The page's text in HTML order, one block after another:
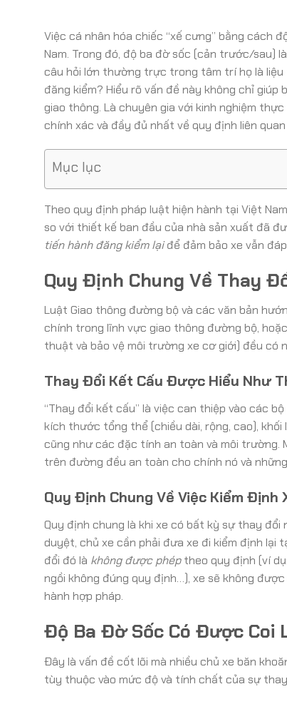
Việc cá nhân hóa chiếc “xế cưng” bằng cách
Nam. Trong đó, độ ba đờ sốc (cản trước/sau)
câu hỏi lớn thường trực trong tâm trí họ là liệu
đăng kiểm? Hiểu rõ vấn đề này không chỉ
giao thông. Là chuyên gia với kinh nghiệm
chính xác và đầy đủ nhất về quy định liên
Mục lục
Theo quy định pháp luật hiện hành tại Việt
so với thiết kế ban đầu của nhà sản xuất đã
tiến hành đăng kiểm lạiđể đảm bảo xe vẫn
Quy Định Chung Về Thay
Luật Giao thông đường bộ và các văn bản
chính trong lĩnh vực giao thông đường bộ,
thuật và bảo vệ môi trường xe cơ giới) đều có
Thay Đổi Kết Cấu Được Hiểu Như
“Thay đổi kết cấu” là việc can thiệp vào các
kích thước tổng thể (chiều dài, rộng, cao),
cũng như các đặc tính an toàn và môi trường.
trên đường đều an toàn cho chính nó và
Quy Định Chung Về Việc Kiểm Định
Quy định chung là khi xe có bất kỳ sự thay
duyệt, chủ xe cần phải đưa xe đi kiểm định lại
đổi đó là không được phéptheo quy định (ví
ngồi không đúng quy định…), xe sẽ không
hành hợp pháp.
Độ Ba Đờ Sốc Có Được Coi
Đây là vấn đề cốt lõi mà nhiều chủ xe băn
tùy thuộc vào mức độ và tính chất của sự